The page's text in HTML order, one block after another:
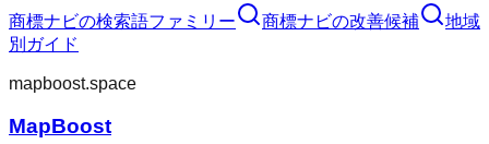
商標ナビの検索語ファミリー 商標ナビの改善候補
地域
別ガイド
mapboost.space
MapBoost